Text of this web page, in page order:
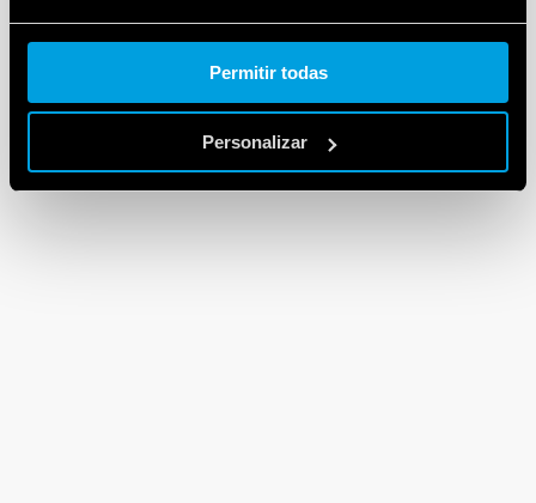
Cookie policy.
Permitir todas
Personalizar